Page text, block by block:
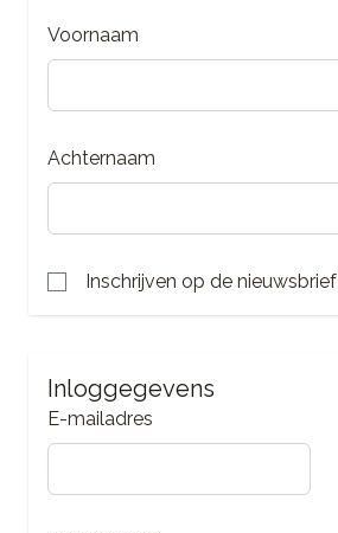
Voornaam
Achternaam
Inschrijven op de nieuwsbrief
Inloggegevens
E-mailadres